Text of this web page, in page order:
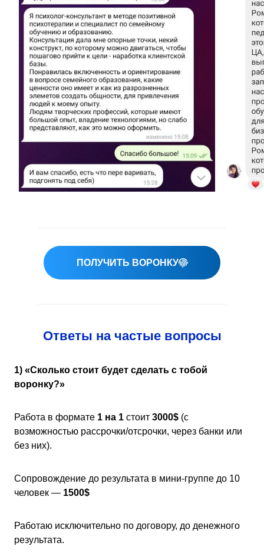
ПОЛУЧИТЬ ВОРОНКУ
Ответы на частые вопросы
1) «Сколько стоит будет сделать с тобой
воронку?»
Работа в формате 1 на 1 стоит 3000$ (с
возможностью рассрочки/отсрочки, через банки или
без них).
Сопровождение до результата в мини-группе до 10
человек — 1500$
Работаю исключительно по договору, до денежного
результата.